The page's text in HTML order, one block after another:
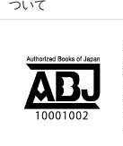
ついて